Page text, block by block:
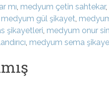
mı, medyum çetin sahtekar,
medyum gül şikayet,
şikayetleri, medyum onur
, medyum sema